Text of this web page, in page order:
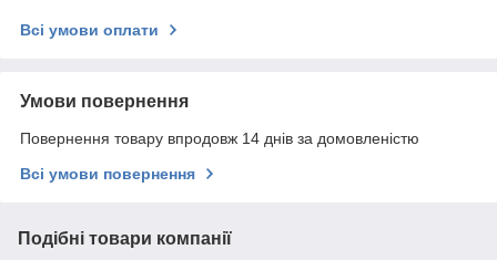
Всі умови оплати
Умови повернення
Повернення товару впродовж 14 днів за домовленістю
Всі умови повернення
Подібні товари компанії